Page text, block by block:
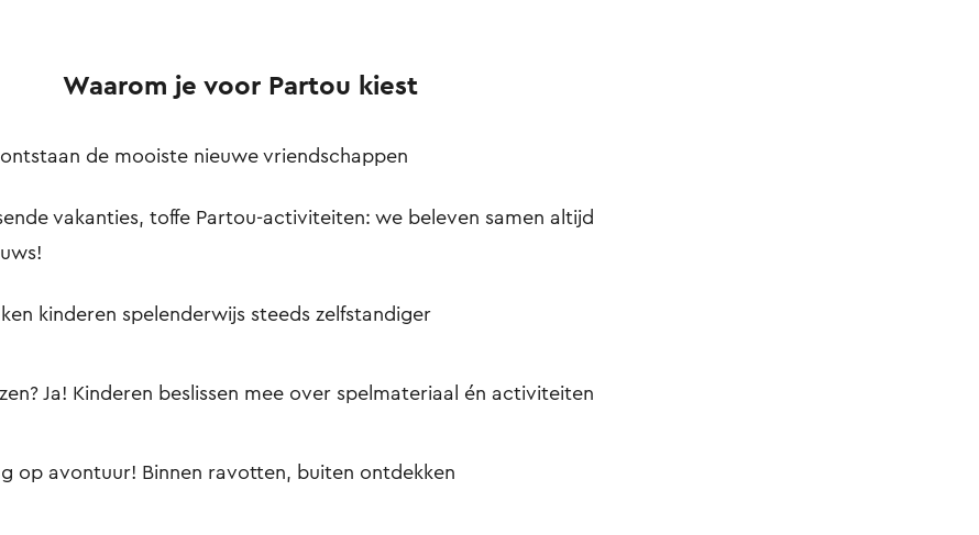
Waarom je voor Partou kiest
de mooiste nieuwe vriendschappen
vakanties, toffe Partou-activiteiten: we beleven samen altijd
kinderen spelenderwijs steeds zelfstandiger
Ja! Kinderen beslissen mee over spelmateriaal én activiteiten
op avontuur! Binnen ravotten, buiten ontdekken